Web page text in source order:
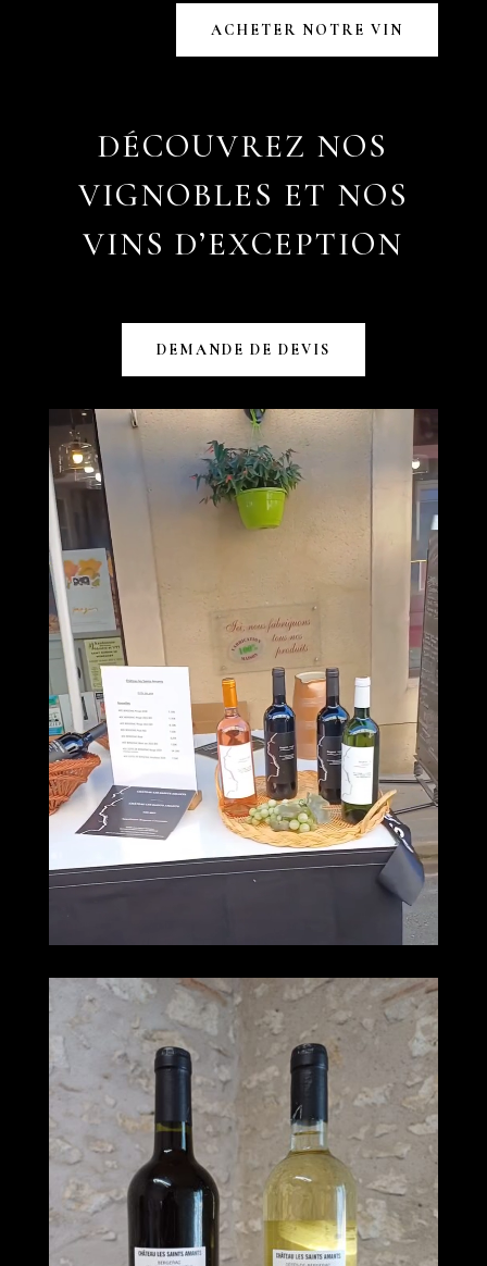
ACHETER NOTRE VIN
DÉCOUVREZ NOS
VIGNOBLES ET NOS
VINS D’EXCEPTION
DEMANDE DE DEVIS
Lecteur
vidéo